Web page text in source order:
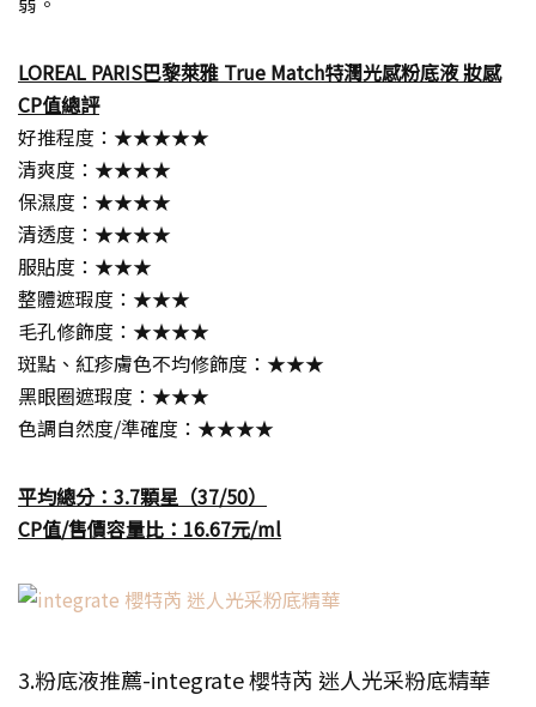
LOREAL PARIS巴黎萊雅 True Match特潤光感粉底液 妝感
CP值總評
好推程度：★★★★★
清爽度：★★★★
保濕度：★★★★
清透度：★★★★
服貼度：★★★
整體遮瑕度：★★★
毛孔修飾度：★★★★
斑點、紅疹膚色不均修飾度：★★★
黑眼圈遮瑕度：★★★
色調自然度/準確度：★★★★
平均總分：3.7顆星（37/50）
CP值/售價容量比：16.67元/ml
3.粉底液推薦-integrate 櫻特芮 迷人光采粉底精華